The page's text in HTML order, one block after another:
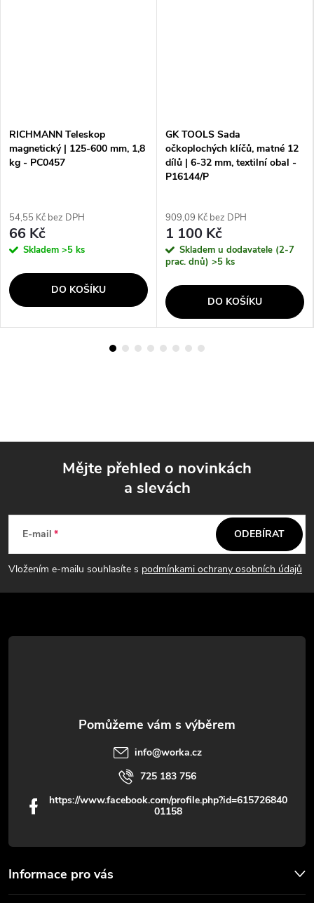
RICHMANN Teleskop
magnetický | 125-600 mm, 1,8
kg - PC0457
54,55 Kč bez DPH
66 Kč
Skladem >5 ks
DO KOŠÍKU
GK TOOLS Sada
očkoplochých klíčů, matné 12
dílů | 6-32 mm, textilní obal -
P16144/P
909,09 Kč bez DPH
1 100 Kč
Skladem u dodavatele (2-7
prac. dnů) >5 ks
DO KOŠÍKU
p
a
t
Mějte přehled o novinkách
a slevách
E-mail
Vložením e-mailu souhlasíte s podmínkami ochrany osobních údajů
ODEBÍRAT
Informace pro vás
info@worka.cz
725 183 756
https://www.facebook.com/profile.php?id=615726840
01158